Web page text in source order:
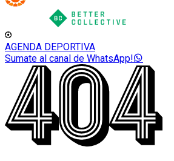
AGENDA DEPORTIVA
Sumate al canal de WhatsApp!